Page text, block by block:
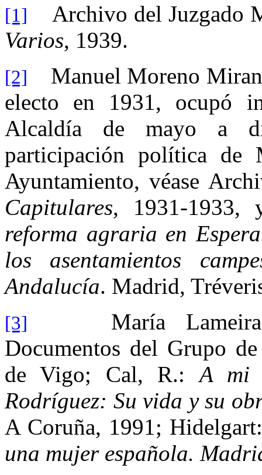
[1]
Archivo del Juzgado
Varios, 1939.
[2]
Manuel Moreno
electo en 1931, ocupó
Alcaldía de mayo a
participación política de
Ayuntamiento, véase
Capitulares, 1931-1933,
reforma agraria en
los asentamientos
Andalucía. Madrid,
[3]
María Lameiras
Documentos del Grupo
de Vigo; Cal, R.:A mi
Rodríguez: Su vida y su
A Coruña, 1991;
una mujer española.